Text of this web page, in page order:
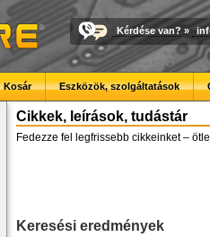
Kérdése van? »
Kosár Eszközök, szolgáltatások
Cikkek, leírások, tudástár
Fedezze fel legfrissebb cikkeinket –
Keresési eredmények